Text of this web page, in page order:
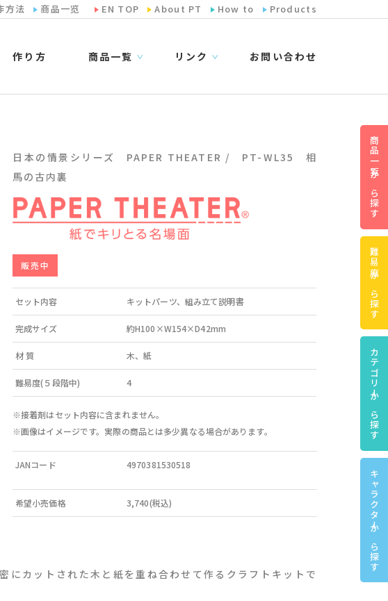
方法 商品一览 EN TOP About PT How to Products
作り方 商品一覧 ∨ リンク ∨ お問い合わせ
日本の情景シリーズ PAPER THEATER / PT-WL35 相
馬の古内裏
販売中
セット内容 キットパーツ、組み立て説明書
完成サイズ 約H100×W154×D42mm
材 質 木、紙
難易度(５段階中) 4
※接着剤はセット内容に含まれません。
※画像はイメージです。実際の商品とは多少異なる場合があります。
JANコード 4970381530518
希望小売価格 3,740(税込)
カットされた木と紙を重ね合わせて作るクラフトキットで
商品一覧から探す
難易度から探す
カテゴリーから探す
キャラクターから探す